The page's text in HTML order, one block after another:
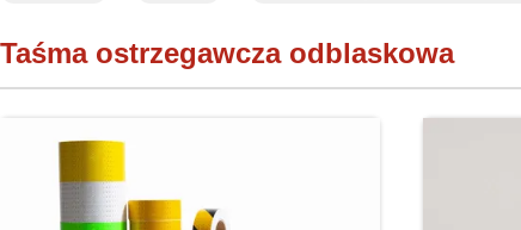
Taśma ostrzegawcza odblaskowa